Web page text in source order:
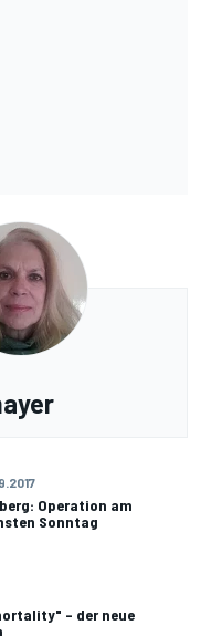
Operation am
Sonntag
– der neue